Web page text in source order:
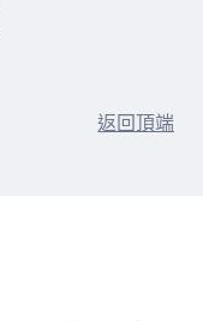
返回頂端